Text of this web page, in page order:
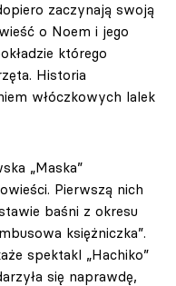
zaczynają swoją
o Noem i jego
którego
Historia
włóczkowych lalek
„Maska”
Pierwszą nich
baśni z okresu
księżniczka”.
spektakl „Hachiko”
się naprawdę,